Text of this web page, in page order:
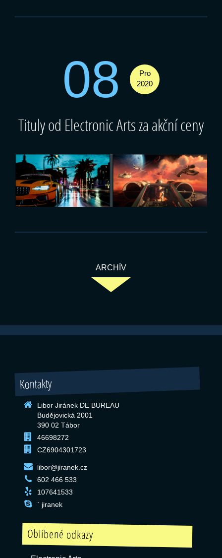
08
Pro
2020
Tituly od Electronic Arts za akční ceny
ARCHÍV
Kontakty
Libor Jiránek DE BUREAU
Budějovická 2001
390 02 Tábor
46698272
CZ6904301723
libor@jiranek.cz
602 466 533
107641533
` jiranek
Oblíbené odkazy